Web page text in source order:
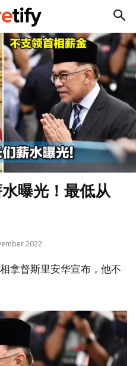
曝光！最低从
2022
拿督斯里安华宣布，他不